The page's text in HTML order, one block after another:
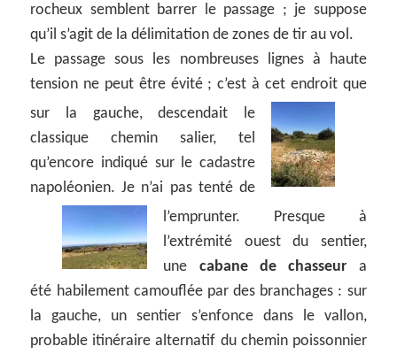
rocheux semblent barrer le passage ; je suppose
qu’il s’agit de la délimitation de zones de tir au vol.
Le passage sous les nombreuses lignes à haute
tension ne peut être évité ; c’est à cet endroit que
sur la gauche, descendait
le
classique chemin salier, tel
qu’encore indiqué sur le cadastre
napoléonien. Je n’ai pas tenté de
l’emprunter.
Presque à
l’extrémité ouest du sentier,
une cabane de chasseur a
été habilement camouflée par des branchages : sur
la gauche, un sentier s’enfonce dans le vallon,
probable itinéraire alternatif du chemin poissonnier